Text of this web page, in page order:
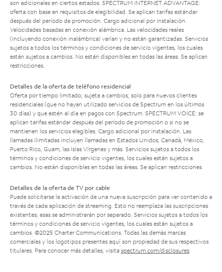
son adicionales en ciertos estados. SPECTRUM INTERNET ADVANTAGE:
oferta con base en requisitos de elegibilidad. Se aplican tarifas estándar
después del período de promoción. Cargo adicional por instalación.
Velocidades basadas en conexión alámbrica. Las velocidades reales
(incluyendo conexión inalámbrica) varían y no están garantizadas. Servicios
sujetos a todos los términos y condiciones de servicio vigentes, los cuales
están sujetos a cambios. No están disponibles en todas las áreas. Se aplican
restricciones.
Detalles de la oferta de teléfono residencial
Oferta por tiempo limitado; sujeta a cambios; solo para nuevos clientes
residenciales (que no hayan utilizado servicios de Spectrum en los últimos
30 días) y que estén al día en pagos con Spectrum. SPECTRUM VOICE: se
aplican tarifas estándar después del período de promoción o si no se
mantienen los servicios elegibles. Cargo adicional por instalación. Las
llamadas ilimitadas incluyen llamadas en Estados Unidos, Canadá, México,
Puerto Rico, Guam, las Islas Vírgenes y más. Servicios sujetos a todos los
términos y condiciones de servicio vigentes, los cuales están sujetos a
cambios. No están disponibles en todas las áreas. Se aplican restricciones.
Detalles de la oferta de TV por cable
Puede solicitarse la activación de una nueva suscripción para ver contenido a
través de cada aplicación de streaming. Esto no reemplaza las suscripciones
existentes; esas se administrarán por separado. Servicios sujetos a todos los
términos y condiciones de servicio vigentes, los cuales están sujetos a
cambios. ©2025 Charter Communications. Todas las demás marcas
comerciales y los logotipos presentes aquí son propiedad de sus respectivos
titulares. Para conocer más detalles, visita spectrum.com/disclosures